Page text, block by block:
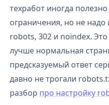
техработ иногда
ограничения, но не надо
robots, 302 и noindex.
лучше нормальная
предсказуемый ответ
давно не трогали
разбор про настройку